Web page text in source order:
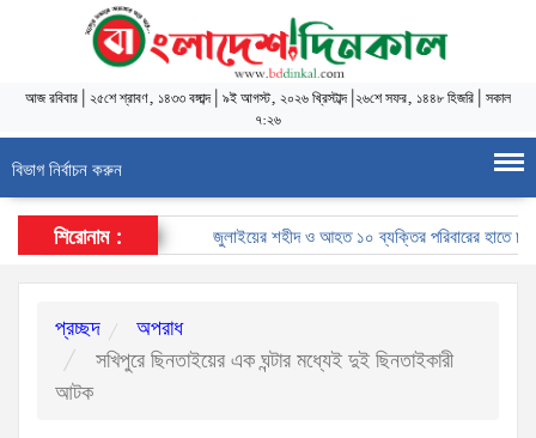
আজরবিবার ২৫শে শ্রাবণ, ১৪৩৩ বঙ্গাব্দ| ৯ই আগস্ট, ২০২৬ খ্রিস্টাব্দ| ২৬শে সফর, ১৪৪৮ হিজরি সকাল
৭:২৬
বিভাগ নির্বাচন করুন
শিরোনাম : জুলাইয়ের শহীদ ও আহত ১০ ব্যক্তির পরিবারের হাতে
প্রচ্ছদ
অপরাধ
সখিপুরে ছিনতাইয়ের এক ঘন্টার মধ্যেই দুই ছিনতাইকারী
আটক